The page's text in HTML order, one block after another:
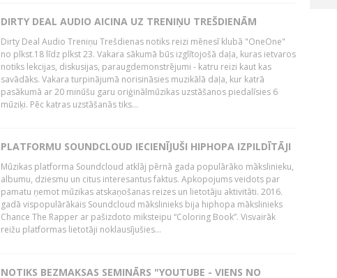
DIRTY DEAL AUDIO AICINA UZ TRENIŅU TREŠDIENĀM
Dirty Deal Audio Treniņu Trešdienas notiks reizi mēnesī klubā "OneOne"
no plkst.18 līdz plkst 23. Vakara sākumā būs izglītojošā daļa, kuras ietvaros
notiks lekcijas, diskusijas, paraugdemonstrējumi - katru reizi kaut kas
savādāks. Vakara turpinājumā norisināsies muzikālā daļa, kur katrā
pasākumā ar 20 minūšu garu oriģinālmūzikas uzstāšanos piedalīsies 6
mūziķi. Pēc katras uzstāšanās tiks...
PLATFORMU SOUNDCLOUD IECIENĪJUŠI HIPHOPA IZPILDĪTĀJI
Mūzikas platforma Soundcloud atklāj pērnā gada populārāko mākslinieku,
albumu, dziesmu un citus interesantus faktus. Apkopojums veidots par
pamatu ņemot mūzikas atskaņošanas reizes un lietotāju aktivitāti. 2016.
gadā vispopulārākais Soundcloud mākslinieks bija hiphopa mākslinieks
Chance The Rapper ar pašizdoto miksteipu “Coloring Book”. Visvairāk
reižu platformas lietotāji noklausījušies...
NOTIKS BEZMAKSAS SEMINĀRS "YOUTUBE - VIENS NO